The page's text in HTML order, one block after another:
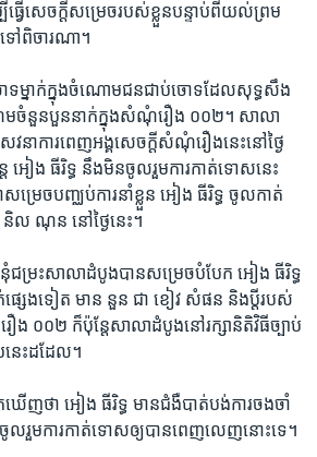
ធ្វើ​សេចក្ដី​សម្រេច​របស់​ខ្លួន​បន្ទាប់​ពី​យល់​ព្រម​
ពិចារណា។
ោទ​ម្នាក់​ក្នុង​ចំណោម​ជន​ជាប់​ចោទ​ដែល​សុទ្ធ​សឹង​
ហម​ចំនួន​បួន​នាក់​ក្នុង​សំណុំ​រឿង​ ០០២។​ សាលា
វនាការ​ពេញ​អង្គ​សេចក្ដី​សំណុំ​រឿង​នេះ​នៅ​ថ្ងៃ​
អៀង ធីរិទ្ធ​ នឹង​មិន​ចូល​រួម​ការ​កាត់ទោស​នេះ​
ម្រេច​បញ្ឈប់​ការ​នាំ​ខ្លួន​ អៀង ធីរិទ្ធ​ ចូល​កាត់​
ណុន​ នៅ​ថ្ងៃ​នេះ។
ជម្រះ​សាលាដំបូង​បាន​សម្រេច​បំបែក​ អៀង​ ធីរិទ្ធ​
សេង​ទៀត​ មាន​ នួន ជា​ ខៀវ សំផន​ និង​ប្ដី​របស់​
ង​ ០០២​ ក៏​ប៉ុន្ដែ​សាលាដំបូង​នៅ​រក្សា​និតិវិធី​ច្បាប់​
េះ​ដដែល។
ឃើញ​ថា​ អៀង ធីរិទ្ធ​ មាន​ជំងឺ​បាត់បង់​ការ​ចងចាំ​
ចូល​រួម​ការ​កាត់​ទោស​ឲ្យ​បាន​ពេញលេញ​នោះ​ទេ។